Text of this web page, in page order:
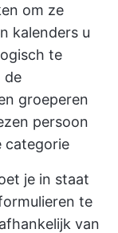
om ze
kalenders u
te
de
groeperen
persoon
categorie
je in staat
te
van